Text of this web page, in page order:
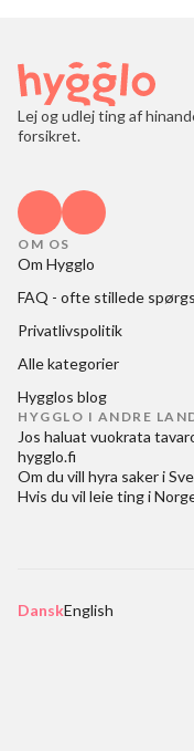
Lej og udlej ting af
forsikret.
OM OS
Om Hygglo
FAQ - ofte stillede
Privatlivspolitik
Alle kategorier
Hygglos blog
HYGGLO I ANDRE
Jos haluat vuokrata
hygglo.fi
Om du vill hyra saker i
Hvis du vil leie ting i
DanskEnglish